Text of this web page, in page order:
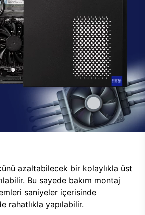
azaltabilecek bir kolaylıkla üst
Bu sayede bakım montaj
saniyeler içerisinde
rahatlıkla yapılabilir.